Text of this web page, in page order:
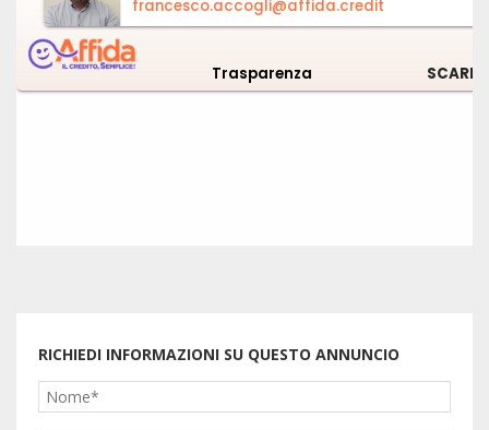
RICHIEDI INFORMAZIONI SU QUESTO ANNUNCIO